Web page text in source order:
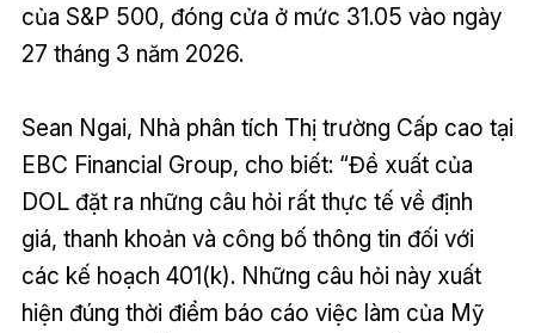
của S&P 500, đóng cửa ở mức 31.05 vào ngày
27 tháng 3 năm 2026.
Sean Ngai, Nhà phân tích Thị trường Cấp cao tại
EBC Financial Group, cho biết: “Đề xuất của
DOL đặt ra những câu hỏi rất thực tế về định
giá, thanh khoản và công bố thông tin đối với
các kế hoạch 401(k). Những câu hỏi này xuất
hiện đúng thời điểm báo cáo việc làm của Mỹ